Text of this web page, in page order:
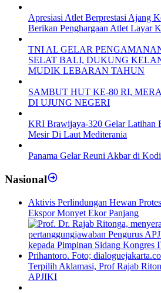
Apresiasi Atlet Berprestasi Ajang
Berikan Penghargaan Atlet Layar
TNI AL GELAR
SELAT BALI, DUKUNG
MUDIK LEBARAN TAHUN
SAMBUT HUT KE-80 RI,
DI UJUNG NEGERI
KRI Brawijaya-320 Gelar Latihan
Mesir Di Laut Mediterania
Panama Gelar Reuni Akbar di
Nasional
Aktivis Perlindungan Hewan
Ekspor Monyet Ekor Panjang
Terpilih Aklamasi, Prof Rajab
APJIKI